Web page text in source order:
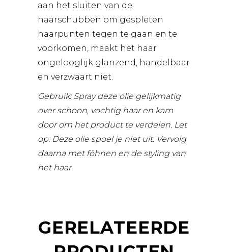
aan het sluiten van de
haarschubben om gespleten
haarpunten tegen te gaan en te
voorkomen, maakt het haar
ongelooglijk glanzend, handelbaar
en verzwaart niet.
Gebruik: Spray deze olie gelijkmatig
over schoon, vochtig haar en kam
door om het product te verdelen. Let
op: Deze olie spoel je niet uit. Vervolg
daarna met föhnen en de styling van
het haar.
GERELATEERDE